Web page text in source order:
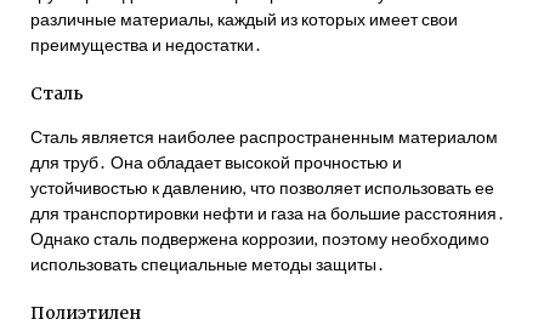
различные материалы, каждый из которых имеет свои
преимущества и недостатки․
Сталь
Сталь является наиболее распространенным материалом
для труб․ Она обладает высокой прочностью и
устойчивостью к давлению, что позволяет использовать ее
для транспортировки нефти и газа на большие расстояния․
Однако сталь подвержена коррозии, поэтому необходимо
использовать специальные методы защиты․
Полиэтилен